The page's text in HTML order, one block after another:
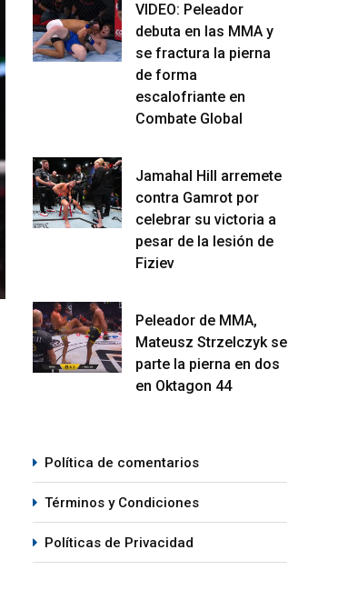
VIDEO: Peleador
debuta en las MMA y
se fractura la pierna
de forma
escalofriante en
Combate Global
Jamahal Hill arremete
contra Gamrot por
celebrar su victoria a
pesar de la lesión de
Fiziev
Peleador de MMA,
Mateusz Strzelczyk se
parte la pierna en dos
en Oktagon 44
Política de comentarios
Términos y Condiciones
Políticas de Privacidad